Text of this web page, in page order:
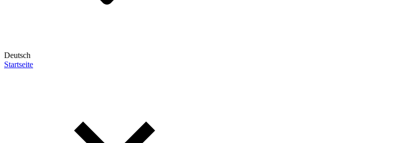
Deutsch
Startseite